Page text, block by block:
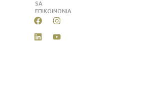
SA
ΕΠΙΚΟΙΝΩΝΙΑ